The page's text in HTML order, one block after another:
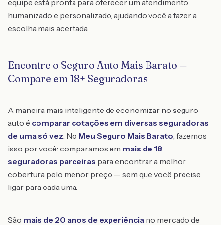
equipe está pronta para oferecer um atendimento
humanizado e personalizado, ajudando você a fazer a
escolha mais acertada.
Encontre o Seguro Auto Mais Barato —
Compare em 18+ Seguradoras
A maneira mais inteligente de economizar no seguro
auto é comparar cotações em diversas seguradoras
de uma só vez. No Meu Seguro Mais Barato, fazemos
isso por você: comparamos em mais de 18
seguradoras parceiras para encontrar a melhor
cobertura pelo menor preço — sem que você precise
ligar para cada uma.
São mais de 20 anos de experiência no mercado de